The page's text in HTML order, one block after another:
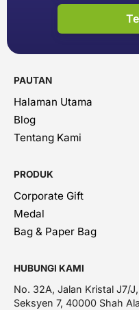
PAUTAN
Halaman Utama
Blog
Tentang Kami
PRODUK
Corporate Gift
Medal
Bag & Paper Bag
HUBUNGI KAMI
No. 32A, Jalan Kristal J7/J,
Seksyen 7, 40000 Shah